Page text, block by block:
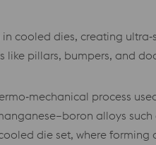
cooled dies, creating
like pillars, bumpers, and
process
alloys
die set, where